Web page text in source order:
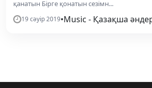
қанатын Бірге қонатын сезімн...
19 сәуір 2019•Music - Қазақша